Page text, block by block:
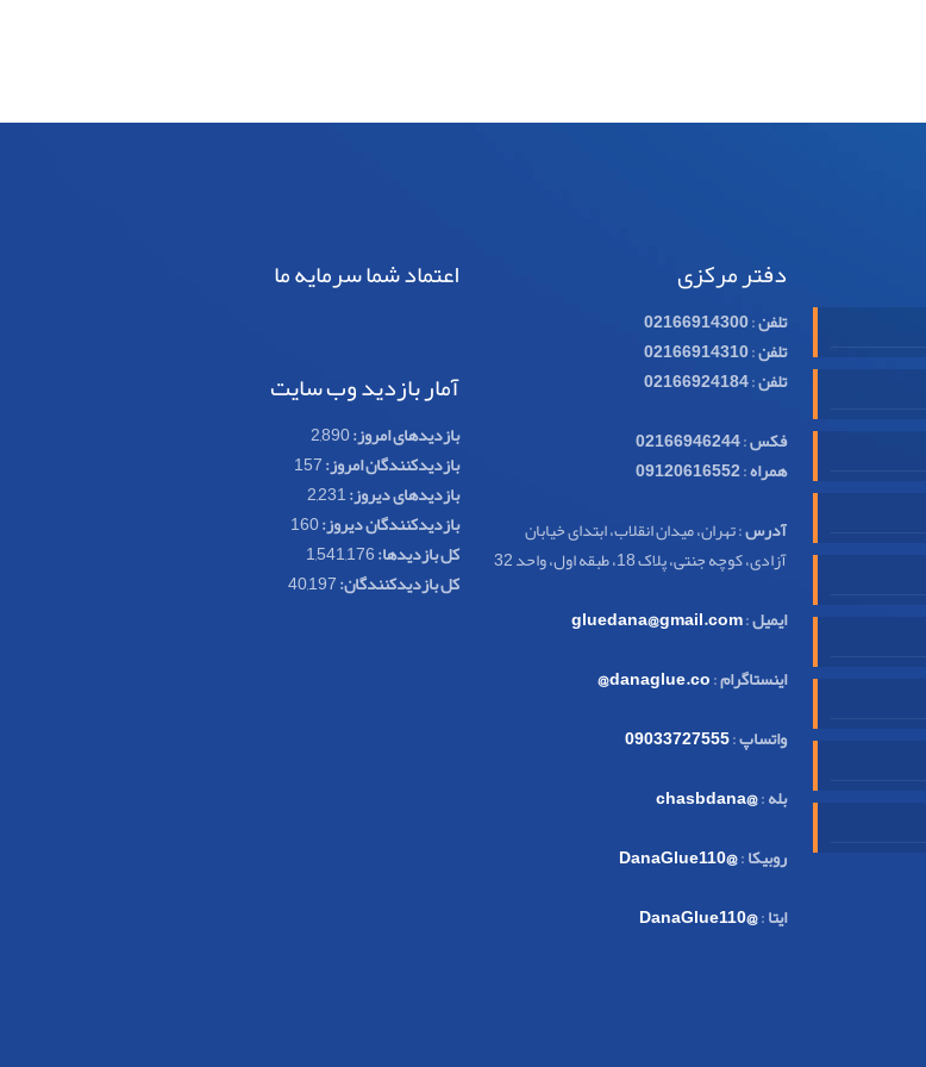
دفتر مرکزی
تلفن:
02166914300
تلفن:
02166914310
تلفن:
02166924184
فکس:
02166946244
همراه:
09120616552
آدرس: تهران، میدان انقلاب، ابتدای خیابان
آزادی، کوچه جنتی، پلاک 18، طبقه اول، واحد 32
ایمیل:
gluedana@gmail.com
اینستاگرام:
danaglue.co@
واتساپ:
09033727555
بله:
@chasbdana
روبیکا:
@DanaGlue110
ایتا:
@DanaGlue110
اعتماد شما سرمایه ما
آمار بازدید وب سایت
بازدیدهای امروز:2,890
بازدیدکنندگان امروز:157
بازدیدهای دیروز:2,231
بازدیدکنندگان دیروز:160
کل بازدیدها:1,541,176
کل بازدیدکنند‌گان:40,197